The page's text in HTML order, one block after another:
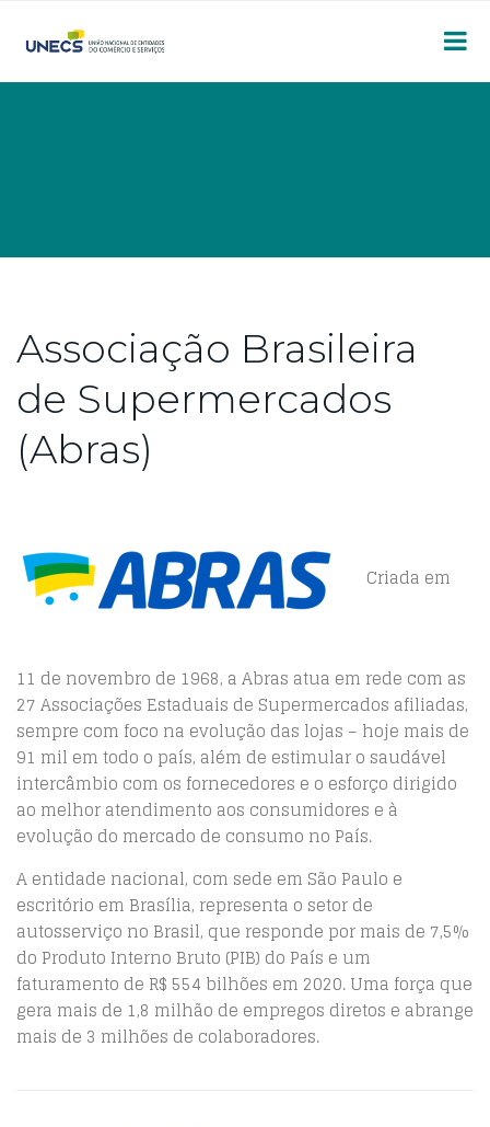
Associação Brasileira
de Supermercados
(Abras)
Criada em
11 de novembro de 1968, a Abras atua em rede com as
27 Associações Estaduais de Supermercados afiliadas,
sempre com foco na evolução das lojas – hoje mais de
91 mil em todo o país, além de estimular o saudável
intercâmbio com os fornecedores e o esforço dirigido
ao melhor atendimento aos consumidores e à
evolução do mercado de consumo no País.
A entidade nacional, com sede em São Paulo e
escritório em Brasília, representa o setor de
autosserviço no Brasil, que responde por mais de 7,5%
do Produto Interno Bruto (PIB) do País e um
faturamento de R$ 554 bilhões em 2020. Uma força que
gera mais de 1,8 milhão de empregos diretos e abrange
mais de 3 milhões de colaboradores.